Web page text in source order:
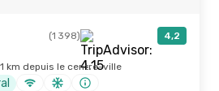
(1 398) 4,2
km depuis le centre-ville